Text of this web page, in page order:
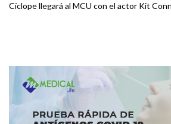
Cíclope llegará al MCU con el actor Kit